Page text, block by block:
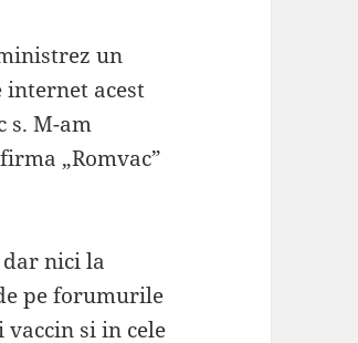
un
internet acest
s. M-am
„Romvac”
dar nici la
pe forumurile
si in cele